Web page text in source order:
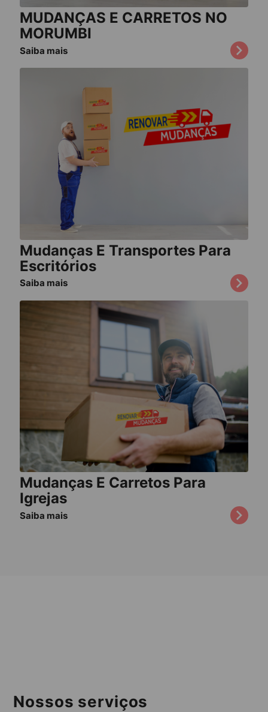
MUDANÇAS E CARRETOS NO
MORUMBI
Saiba mais
Mudanças E Transportes Para
Escritórios
Saiba mais
Mudanças E Carretos Para
Igrejas
Saiba mais
Nossos serviços